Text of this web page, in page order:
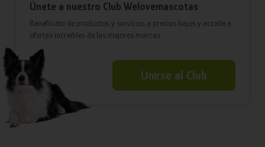
Únete a nuestro Club Welovemascotas
Benefíciate de productos y servicios a precios bajos y accede a
ofertas increíbles de las mejores marcas
Unirse al Club